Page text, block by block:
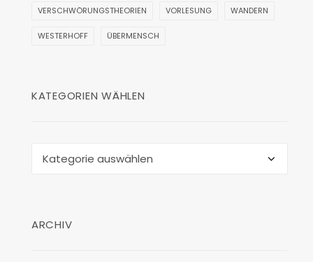
VERSCHWÖRUNGSTHEORIEN VORLESUNG WANDERN
WESTERHOFF ÜBERMENSCH
KATEGORIEN WÄHLEN
ARCHIV